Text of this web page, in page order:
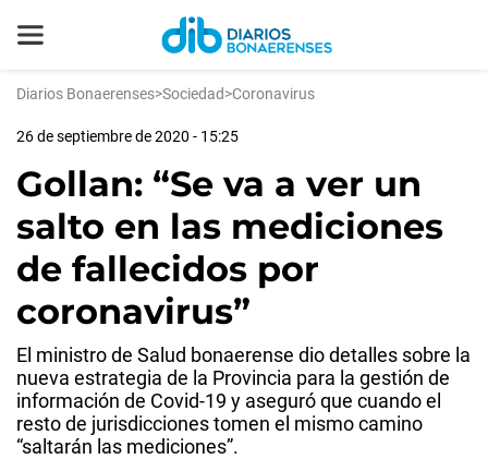
Diarios Bonaerenses>Sociedad>Coronavirus
26 de septiembre de 2020 - 15:25
Gollan: “Se va a ver un
salto en las mediciones
de fallecidos por
coronavirus”
El ministro de Salud bonaerense dio detalles sobre la
nueva estrategia de la Provincia para la gestión de
información de Covid-19 y aseguró que cuando el
resto de jurisdicciones tomen el mismo camino
“saltarán las mediciones”.